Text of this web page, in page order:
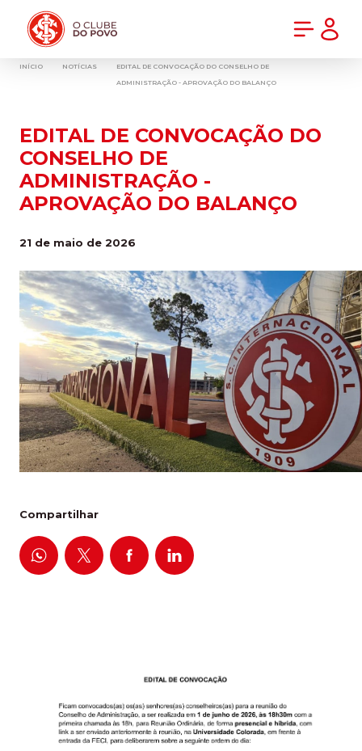
INÍCIO NOTÍCIAS
EDITAL DE CONVOCAÇÃO DO CONSELHO DE
ADMINISTRAÇÃO - APROVAÇÃO DO BALANÇO
EDITAL DE CONVOCAÇÃO DO
CONSELHO DE
ADMINISTRAÇÃO -
APROVAÇÃO DO BALANÇO
21 de maio de 2026
Compartilhar